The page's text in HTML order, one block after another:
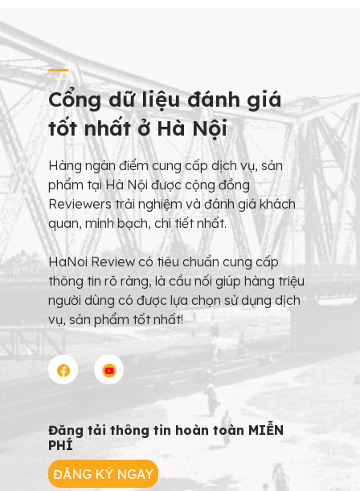
Cổng dữ liệu đánh giá
tốt nhất ở Hà Nội
Hàng ngàn điểm cung cấp dịch vụ, sản
phẩm tại Hà Nội được cộng đồng
Reviewers trải nghiệm và đánh giá khách
quan, minh bạch, chi tiết nhất.
HaNoi Review có tiêu chuẩn cung cấp
thông tin rõ ràng, là cầu nối giúp hàng triệu
người dùng có được lựa chọn sử dụng dịch
vụ, sản phẩm tốt nhất!
Đăng tải thông tin hoàn toàn MIỄN
PHÍ
ĐĂNG KÝ NGAY